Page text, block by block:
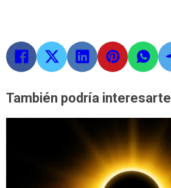
También podría interesarte